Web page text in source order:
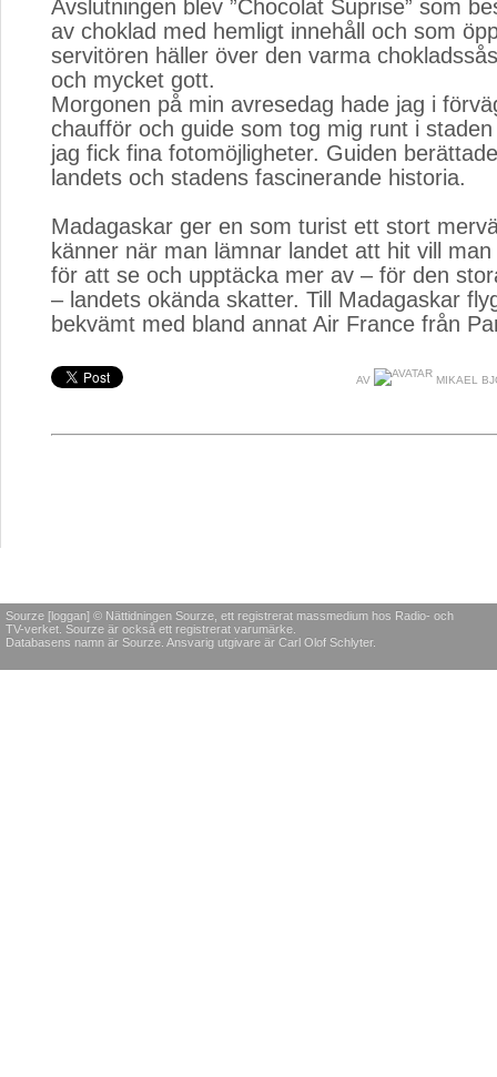
Avslutningen blev ”Chocolat Suprise” som
av choklad med hemligt innehåll och som
servitören häller över den varma
och mycket gott.
Morgonen på min avresedag hade jag i
chaufför och guide som tog mig runt i
jag fick fina fotomöjligheter. Guiden
landets och stadens fascinerande historia.
Madagaskar ger en som turist ett stort
känner när man lämnar landet att hit vill
för att se och upptäcka mer av – för den
– landets okända skatter. Till Madagaskar
bekvämt med bland annat Air France från
AV MIKAEL
Sourze [loggan] © Nättidningen Sourze, ett registrerat massmedium hos Radio- och
TV-verket. Sourze är också ett registrerat varumärke.
Databasens namn är Sourze. Ansvarig utgivare är Carl Olof Schlyter.